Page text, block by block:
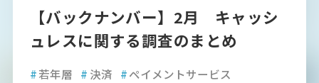
【バックナンバー】2月 キャッシ
ュレスに関する調査のまとめ
#若年層 # 決済 #ペイメントサービス